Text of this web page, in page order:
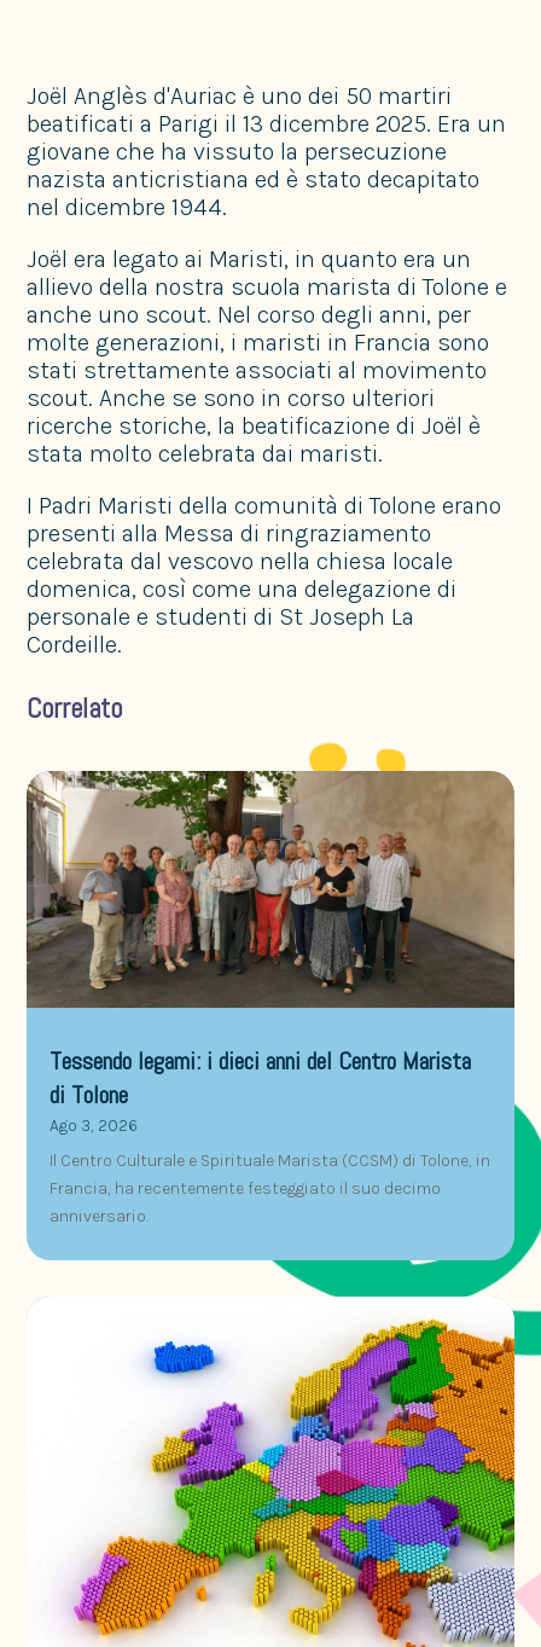
Joël Anglès d'Auriac è uno dei 50 martiri
beatificati a Parigi il 13 dicembre 2025. Era un
giovane che ha vissuto la persecuzione
nazista anticristiana ed è stato decapitato
nel dicembre 1944.
Joël era legato ai Maristi, in quanto era un
allievo della nostra scuola marista di Tolone e
anche uno scout. Nel corso degli anni, per
molte generazioni, i maristi in Francia sono
stati strettamente associati al movimento
scout. Anche se sono in corso ulteriori
ricerche storiche, la beatificazione di Joël è
stata molto celebrata dai maristi.
I Padri Maristi della comunità di Tolone erano
presenti alla Messa di ringraziamento
celebrata dal vescovo nella chiesa locale
domenica, così come una delegazione di
personale e studenti di St Joseph La
Cordeille.
Correlato
Tessendo legami: i dieci anni del Centro Marista
di Tolone
Ago 3, 2026
Il Centro Culturale e Spirituale Marista (CCSM) di Tolone, in
Francia, ha recentemente festeggiato il suo decimo
anniversario.